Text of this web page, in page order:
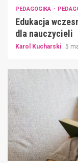
PEDAGOGIKA
Edukacja
dla nauczycieli
Karol Kucharski 5